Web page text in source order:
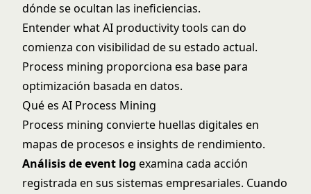
dónde se ocultan las ineficiencias.
Entenderwhat AI productivity tools can do
comienza con visibilidad de su estado actual.
Process mining proporciona esa base para
optimización basada en datos.
Qué es AI Process Mining
Process mining convierte huellas digitales en
mapas de procesos e insights de rendimiento.
Análisis de event log examina cada acción
registrada en sus sistemas empresariales. Cuando